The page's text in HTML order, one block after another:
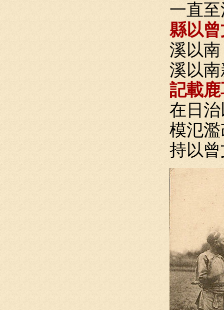
一直
縣以
溪以
溪以
記載
在日
模氾
持以